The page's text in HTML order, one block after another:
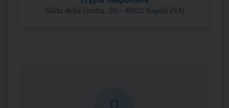
Salita della Grotta, 20 - 80122 Napoli (NA)